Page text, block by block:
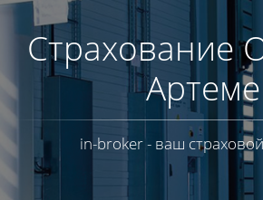
Страхование
Артеме
in-broker - ваш